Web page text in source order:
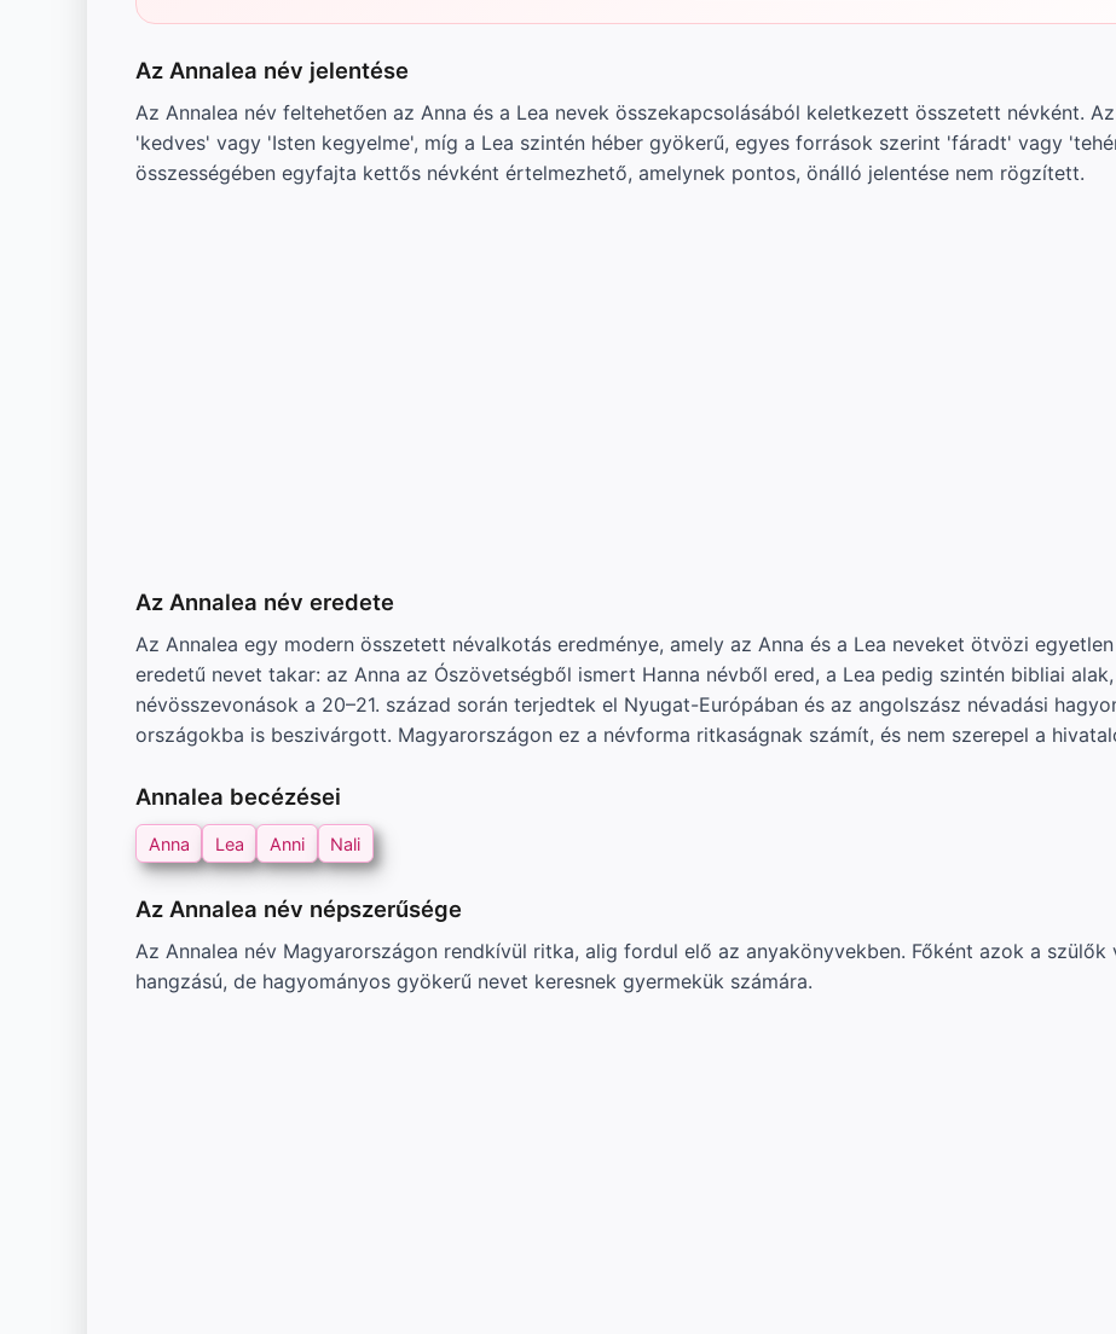
Az Annalea név jelentése
Az Annalea név feltehetően az Anna és a Lea nevek összekapcsolásából keletkezett összetett névként.
'kedves' vagy 'Isten kegyelme', míg a Lea szintén héber gyökerű, egyes források szerint 'fáradt' vagy
összességében egyfajta kettős névként értelmezhető, amelynek pontos, önálló jelentése nem rögzített.
Az Annalea név eredete
Az Annalea egy modern összetett névalkotás eredménye, amely az Anna és a Lea neveket ötvözi
eredetű nevet takar: az Anna az Ószövetségből ismert Hanna névből ered, a Lea pedig szintén bibliai
névösszevonások a 20–21. század során terjedtek el Nyugat-Európában és az angolszász névadási
országokba is beszivárgott. Magyarországon ez a névforma ritkaságnak számít, és nem szerepel a
Annalea becézései
Anna Lea Anni Nali
Az Annalea név népszerűsége
Az Annalea név Magyarországon rendkívül ritka, alig fordul elő az anyakönyvekben. Főként azok a
hangzású, de hagyományos gyökerű nevet keresnek gyermekük számára.